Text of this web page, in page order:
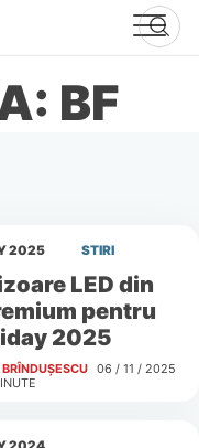
BF
2025 STIRI
LED din
pentru
2025
06 / 11 / 2025